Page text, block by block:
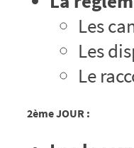
Les
Les
Le
2ème JOUR :